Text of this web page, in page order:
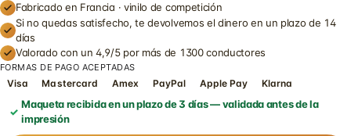
Fabricado en Francia · vinilo de competición
Si no quedas satisfecho, te devolvemos el dinero en un plazo de 14
días
Valorado con un 4,9/5 por más de 1300 conductores
FORMAS DE PAGO ACEPTADAS
Visa Mastercard Amex PayPal Apple Pay Klarna
Maqueta recibida en un plazo de 3 días — validada antes de la
impresión